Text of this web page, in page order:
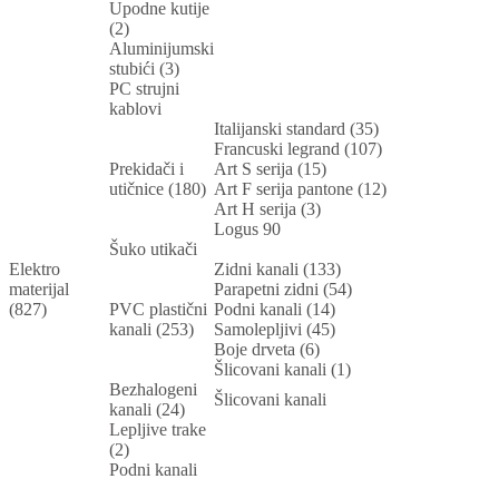
Elektro
materijal
(827)
Upodne kutije
(2)
Aluminijumski
stubići (3)
PC strujni
kablovi
Prekidači i
utičnice (180)
Italijanski standard (35)
Francuski legrand (107)
Art S serija (15)
Art F serija pantone (12)
Art H serija (3)
Logus 90
Šuko utikači
PVC plastični
kanali (253)
Zidni kanali (133)
Parapetni zidni (54)
Podni kanali (14)
Samolepljivi (45)
Boje drveta (6)
Šlicovani kanali (1)
Bezhalogeni
kanali (24)
Šlicovani kanali
Lepljive trake
(2)
Podni kanali